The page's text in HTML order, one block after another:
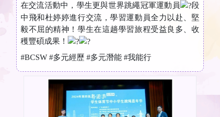
在交流活動中，學生更與世界跳繩冠軍運動員
段
中飛和杜婷婷進行交流，學習運動員全力以赴、堅
毅不屈的精神！學生在這趟學習旅程受益良多、收
穫豐碩成果！
#BCSW #多元經歷 #多元潛能 #我能行